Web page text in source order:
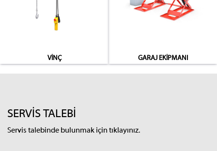
VİNÇ GARAJ EKİPMANI
SERVİS TALEBİ
Servis talebinde bulunmak için tıklayınız.